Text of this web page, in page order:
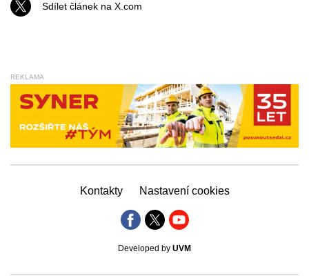
Sdílet článek na X.com
REKLAMA
Kontakty Nastavení cookies
Developed by UVM